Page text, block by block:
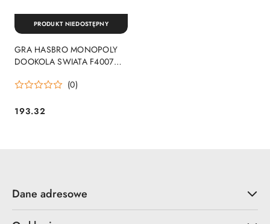
GRA HASBRO MONOPOLY
DOOKOLA SWIATA F4007
(0)
Cena:
193.32
PRODUKT NIEDOSTĘPNY
Dane adresowe